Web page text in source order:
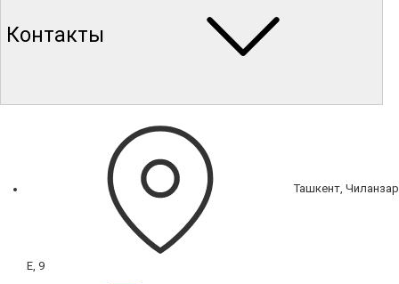
Контакты
Ташкент, Чиланзар
Е, 9